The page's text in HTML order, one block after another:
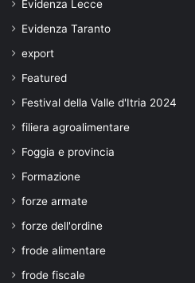
Evidenza Lecce
Evidenza Taranto
export
Featured
Festival della Valle d'Itria 2024
filiera agroalimentare
Foggia e provincia
Formazione
forze armate
forze dell'ordine
frode alimentare
frode fiscale